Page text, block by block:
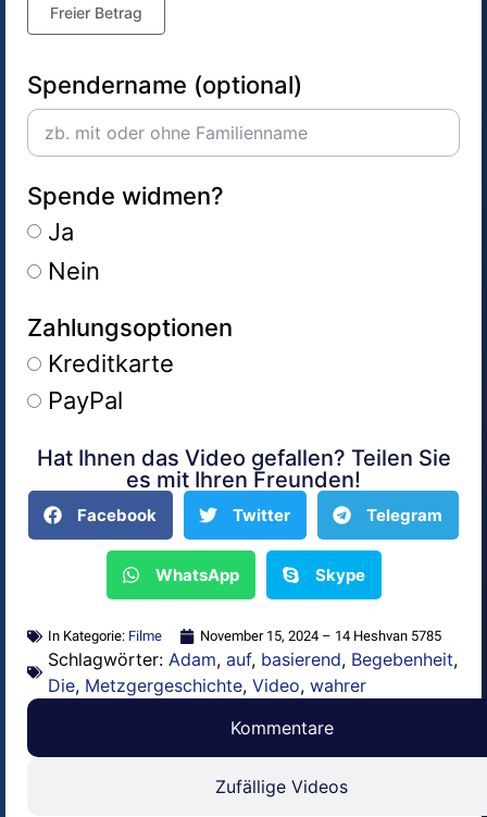
Freier Betrag
Spendername (optional)
Spende widmen?
Ja
Nein
Zahlungsoptionen
Kreditkarte
PayPal
Alternative:
Hat Ihnen das Video gefallen? Teilen Sie
es mit Ihren Freunden!
Facebook Twitter Telegram
WhatsApp Skype
In Kategorie: Filme November 15, 2024 – 14 Heshvan 5785
Schlagwörter: Adam, auf, basierend, Begebenheit,
Die, Metzgergeschichte, Video, wahrer
Kommentare
Zufällige Videos